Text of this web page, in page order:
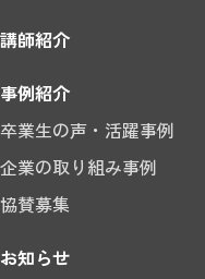
講師紹介
事例紹介
卒業生の声・活躍事例
企業の取り組み事例
協賛募集
お知らせ